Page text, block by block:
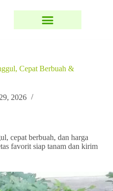
Cepat Berbuah &
2026
cepat berbuah, dan harga
favorit siap tanam dan kirim